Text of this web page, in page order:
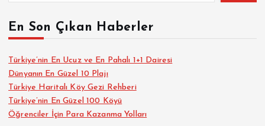
En Son Çıkan Haberler
Türkiye’nin En Ucuz ve En Pahalı 1+1 Dairesi
Dünyanın En Güzel 10 Plajı
Türkiye Haritalı Köy Gezi Rehberi
Türkiye’nin En Güzel 100 Köyü
Öğrenciler İçin Para Kazanma Yolları